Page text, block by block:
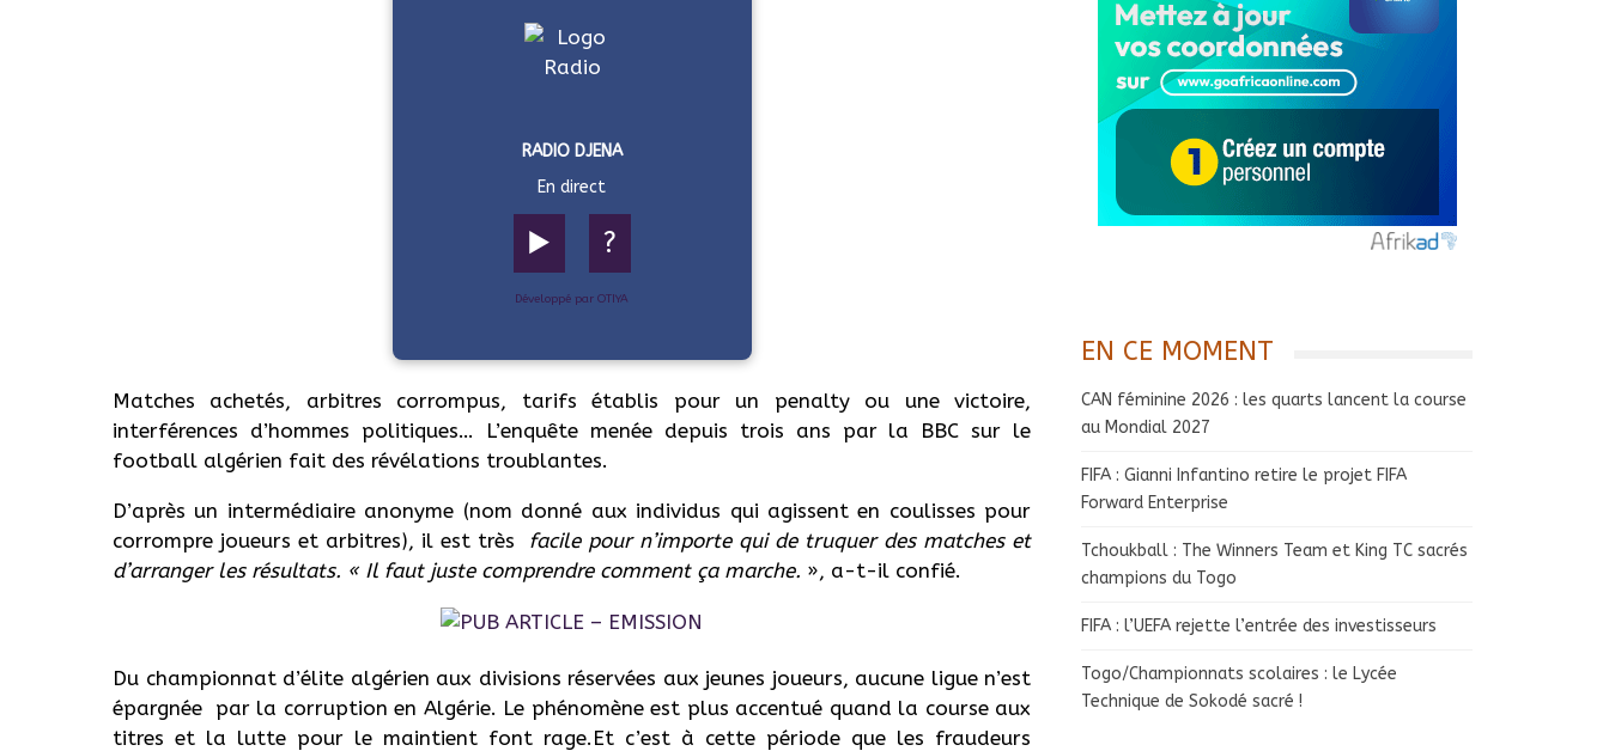
RADIO DJENA
En direct
▶️ ?
Développé par OTIYA
Matches achetés, arbitres corrompus, tarifs établis pour un penalty ou une victoire,
interférences d’hommes politiques… L’enquête menée depuis trois ans par la BBC sur le
football algérien fait des révélations troublantes.
D’après un intermédiaire anonyme (nom donné aux individus qui agissent en coulisses pour
corrompre joueurs et arbitres), il est très
facile pour n’importe qui de truquer des matches et
d’arranger les résultats. « Il faut juste comprendre comment ça marche. », a-t-il confié.
Du championnat d’élite algérien aux divisions réservées aux jeunes joueurs, aucune ligue n’est
épargnée par la corruption en Algérie. Le phénomène est plus accentué quand la course aux
titres et la lutte pour le maintient font rage.Et c’est à cette période que les fraudeurs
EN CE MOMENT
CAN féminine 2026 : les quarts lancent la course
au Mondial 2027
FIFA : Gianni Infantino retire le projet FIFA
Forward Enterprise
Tchoukball : The Winners Team et King TC sacrés
champions du Togo
FIFA : l’UEFA rejette l’entrée des investisseurs
Togo/Championnats scolaires : le Lycée
Technique de Sokodé sacré !